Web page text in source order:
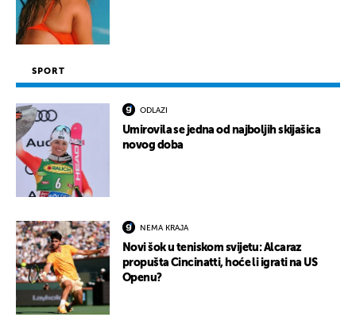
SPORT
ODLAZI
Umirovila se jedna od najboljih skijašica
novog doba
NEMA KRAJA
Novi šok u teniskom svijetu: Alcaraz
propušta Cincinatti, hoće li igrati na US
Openu?